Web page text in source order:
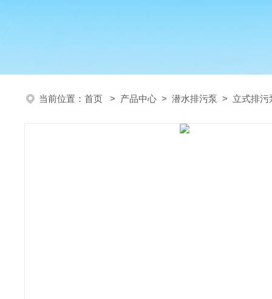
当前位置： 首页 > 产品中心 > 潜水排污泵 > 立式排污